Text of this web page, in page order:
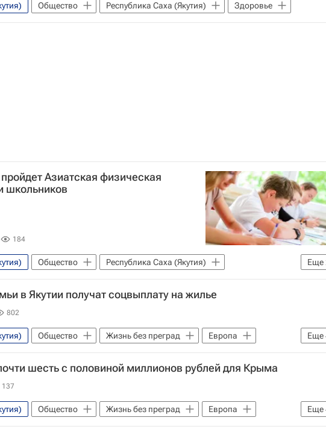
Общество Республика Саха (Якутия) Здоровье
Азиатская физическая
школьников
184
Еще
Общество
Республика Саха (Якутия)
В России
в Якутии получат соцвыплату на жилье
802
Еще
Общество Жизнь без преград
Европа
Весь мир Детские вопросы Россия
шесть с половиной миллионов рублей для Крыма
137
Еще
Общество Жизнь без преград
Европа
Весь мир Здоровье Россия